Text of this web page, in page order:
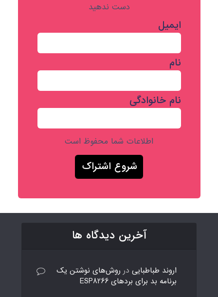
دست ندهید
ایمیل
نام
نام خانوادگی
اطلاعات شما محفوظ است
آخرین دیدگاه ها
اروند طباطبایی در روش‌های نوشتن یک
برنامه بد برای بردهای ESP8266